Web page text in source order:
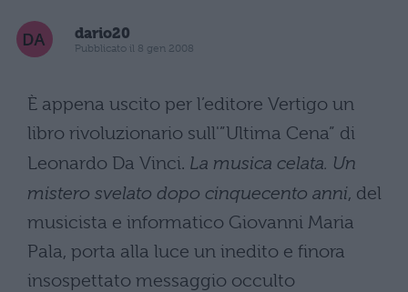
dario20
Pubblicato il 8 gen 2008
È appena uscito per l’editore Vertigo un
libro rivoluzionario sull'”Ultima Cena” di
Leonardo Da Vinci. La musica celata. Un
mistero svelato dopo cinquecento anni, del
musicista e informatico Giovanni Maria
Pala, porta alla luce un inedito e finora
insospettato messaggio occulto